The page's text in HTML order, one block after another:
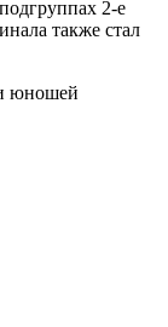
2-е
также стал
юношей